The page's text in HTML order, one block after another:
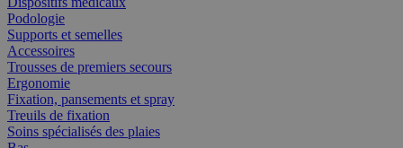
Podologie
Supports et semelles
Accessoires
Trousses de premiers secours
Ergonomie
Fixation, pansements et spray
Treuils de fixation
Soins spécialisés des plaies